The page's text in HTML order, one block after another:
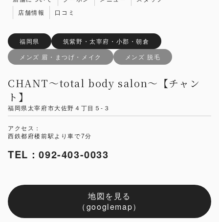
店舗情報
口コミ
福岡県
筑紫野・太宰府・小郡・朝倉
メンズ 眉・まつげ・メイク
メンズ 脱毛
CHANT～total body salon～【チャン
ト】
福岡県太宰府市大佐野４丁目５-３
アクセス：
西鉄都府楼前駅より車で7分
TEL：092-403-0033
地図を見る
（googlemap）